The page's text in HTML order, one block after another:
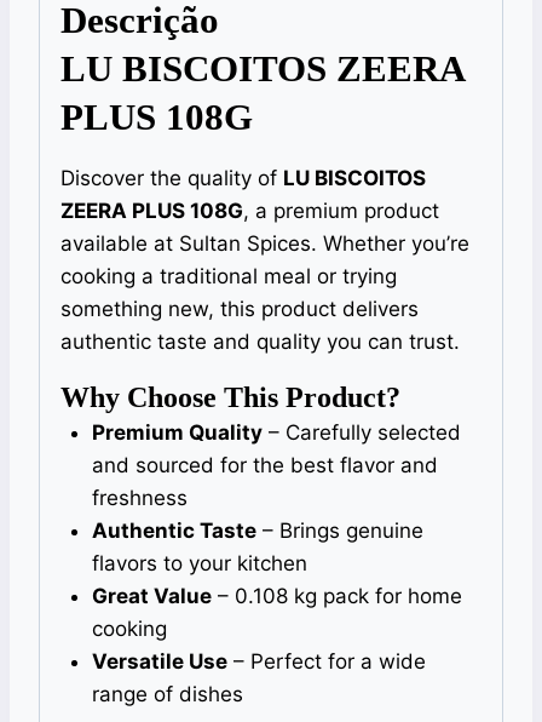
Descrição
LU BISCOITOS ZEERA
PLUS 108G
Discover the quality of LU BISCOITOS
ZEERA PLUS 108G, a premium product
available at Sultan Spices. Whether you’re
cooking a traditional meal or trying
something new, this product delivers
authentic taste and quality you can trust.
Why Choose This Product?
Premium Quality– Carefully selected
and sourced for the best flavor and
freshness
Authentic Taste– Brings genuine
flavors to your kitchen
Great Value– 0.108 kg pack for home
cooking
Versatile Use– Perfect for a wide
range of dishes